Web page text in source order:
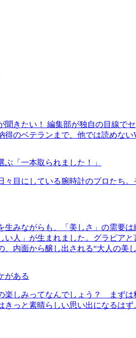
聞きたい！ 編集部が独自の目線で
得のベテランまで、他では読めな
ぶ「一本取られました！」
々目にしている腕時計のプロたち
生みながらも、「美しさ」の需要
い人」が生まれました。グラビア
、内面から醸し出される“大人の美
がある
楽しみってなんでしょう？ まずは
きっと素晴らしい思い出になるは